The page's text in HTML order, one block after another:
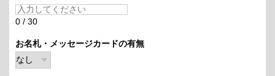
0 / 30
お名札・メッセージカードの有無